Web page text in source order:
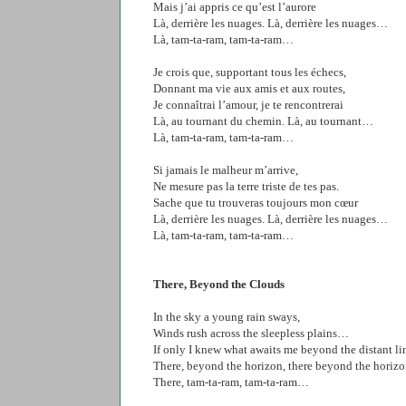
Mais j’ai appris ce qu’est l’aurore
Là, derrière les nuages. Là, derrière les nuages…
Là, tam-ta-ram, tam-ta-ram…
Je crois que, supportant tous les échecs,
Donnant ma vie aux amis et aux routes,
Je connaîtrai l’amour, je te rencontrerai
Là, au tournant du chemin. Là, au tournant…
Là, tam-ta-ram, tam-ta-ram…
Si jamais le malheur m’arrive,
Ne mesure pas la terre triste de tes pas.
Sache que tu trouveras toujours mon cœur
Là, derrière les nuages. Là, derrière les nuages…
Là, tam-ta-ram, tam-ta-ram…
There, Beyond the Clouds
In the sky a young rain sways,
Winds rush across the sleepless plains…
If only I knew what awaits me beyond the distant
There, beyond the horizon, there beyond the
There, tam-ta-ram, tam-ta-ram…